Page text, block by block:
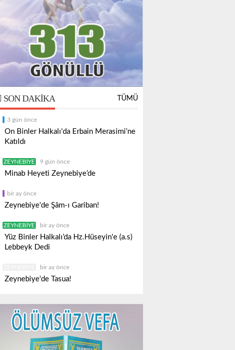
SON DAKIKA TÜMÜ
3 gün önce
On Binler Halkalı'da Erbain Merasimi’ne
Katıldı
ZEYNEBIYE 9 gün önce
Minab Heyeti Zeynebiye’de
bir ay önce
Zeynebiye'de Şâm-ı Gariban!
ZEYNEBIYE bir ay önce
Yüz Binler Halkalı’da Hz.Hüseyin'e (a.s)
Lebbeyk Dedi
bir ay önce
Zeynebiye'de Tasua!